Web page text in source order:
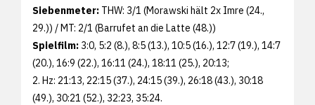
Siebenmeter: THW: 3/1 (Morawski hält 2x Imre (24.,
29.)) / MT: 2/1 (Barrufet an die Latte (48.))
Spielfilm: 3:0, 5:2 (8.), 8:5 (13.), 10:5 (16.), 12:7 (19.), 14:7
(20.), 16:9 (22.), 16:11 (24.), 18:11 (25.), 20:13;
2. Hz: 21:13, 22:15 (37.), 24:15 (39.), 26:18 (43.), 30:18
(49.), 30:21 (52.), 32:23, 35:24.